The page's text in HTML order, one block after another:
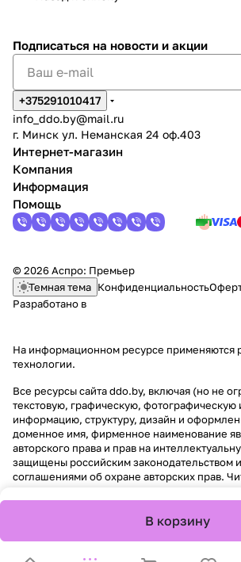
В корзину
Подписаться на новости и акции
+375291010417
info_ddo.by@mail.ru
г. Минск ул. Неманская 24 оф.403
Интернет-магазин
Компания
Информация
Помощь
© 2026 Аспро: Премьер
Темная тема Конфиденциальность
Разработано в
На информационном ресурсе применяются
технологии.
Все ресурсы сайта ddo.by, включая (но не
текстовую, графическую, фотографическую
информацию, структуру, дизайн и
доменное имя, фирменное наименование
авторского права и прав на
защищены российским законодательством
соглашениями об охране авторских прав.